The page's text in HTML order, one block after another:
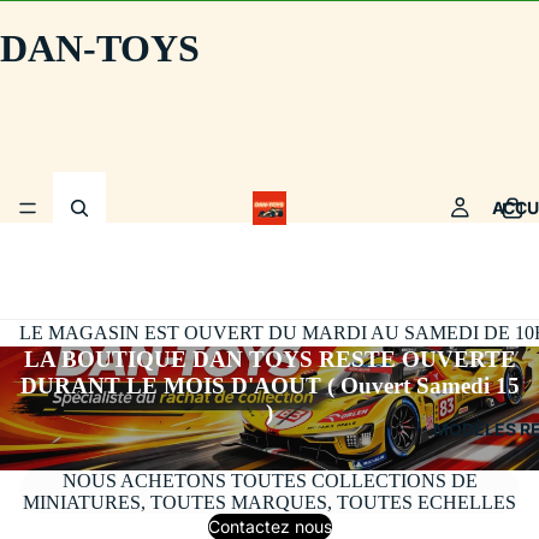
DAN-TOYS
MODÈLES
LE MAGASIN EST OUVERT DU MARDI AU SAMEDI DE
LA BOUTIQUE DAN TOYS RESTE OUVERTE
DURANT LE MOIS D'AOUT ( Ouvert Samedi 15
)
NOUS ACHETONS TOUTES COLLECTIONS DE
MINIATURES, TOUTES MARQUES, TOUTES ECHELLES
Contactez nous